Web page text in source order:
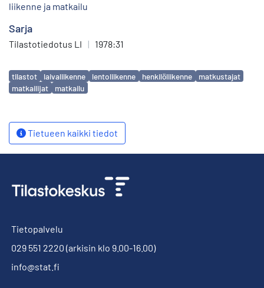
liikenne ja matkailu
Sarja
Tilastotiedotus LI | 1978:31
Avainsanat
tilastot laivaliikenne lentoliikenne henkilöliikenne
matkustajat
matkailijat
matkailu
Tietueen kaikki tiedot
Tietopalvelu
029 551 2220 (arkisin klo 9.00-16.00)
info@stat.fi